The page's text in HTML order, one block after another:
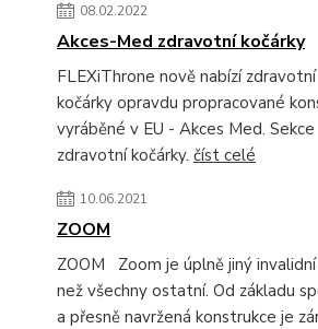
08.02.2022
Akces-Med zdravotní kočárky
FLEXiThrone nově nabízí zdravotní
kočárky opravdu propracované
vyráběné v EU - Akces Med. Sekce
zdravotní kočárky. číst celé
10.06.2021
ZOOM
ZOOM Zoom je úplně jiný invalidní
než všechny ostatní. Od základu
a přesně navržená konstrukce je